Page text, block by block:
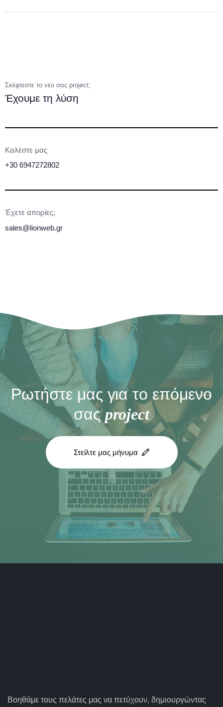
Σκέφτεστε το νέο σας project;
Έχουμε τη λύση
Καλέστε μας
+30 6947272802
Έχετε απορίες;
sales@lionweb.gr
Ρωτήστε μας για το επόμενο
σαςproject
Στείλτε μας μήνυμα
Βοηθάμε τους πελάτες μας να πετύχουν, δημιουργώντας